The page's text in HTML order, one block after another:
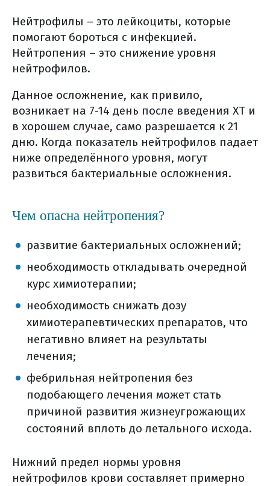
Нейтрофилы – это лейкоциты, которые
помогают бороться с инфекцией.
Нейтропения – это снижение уровня
нейтрофилов.
Данное осложнение, как привило,
возникает на 7-14 день после введения ХТ и
в хорошем случае, само разрешается к 21
дню. Когда показатель нейтрофилов падает
ниже определённого уровня, могут
развиться бактериальные осложнения.
Чем опасна нейтропения?
развитие бактериальных осложнений;
необходимость откладывать очередной
курс химиотерапии;
необходимость снижать дозу
химиотерапевтических препаратов, что
негативно влияет на результаты
лечения;
фебрильная нейтропения без
подобающего лечения может стать
причиной развития жизнеугрожающих
состояний вплоть до летального исхода.
Нижний предел нормы уровня
нейтрофилов крови составляет примерно